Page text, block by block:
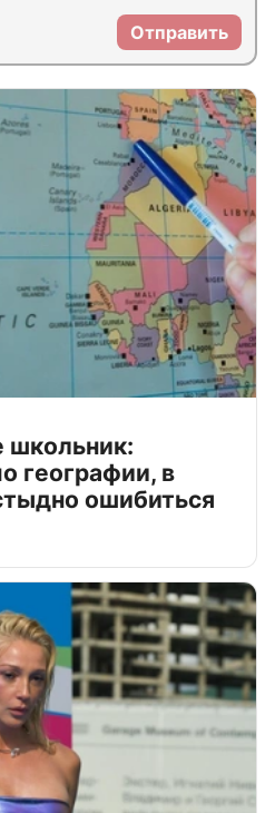
Отправить
школьник:
географии, в
ошибиться